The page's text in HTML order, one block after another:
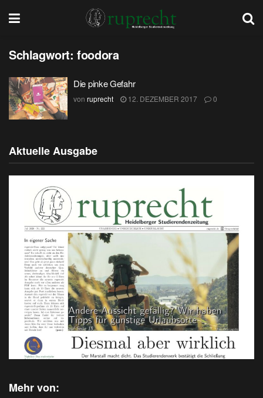
Schlagwort:foodora
Die pinke Gefahr
von ruprecht 12. DEZEMBER 2017 0
Aktuelle Ausgabe
Mehr von: